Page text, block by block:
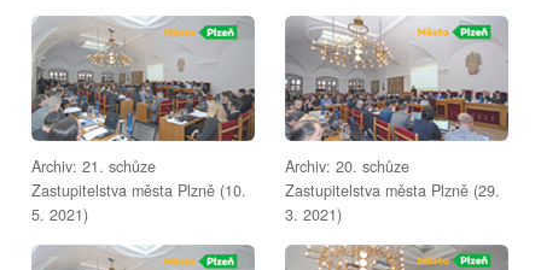
Archiv: 21. schůze
Zastupitelstva města Plzně (10.
5. 2021)
Archiv: 20. schůze
Zastupitelstva města Plzně (29.
3. 2021)